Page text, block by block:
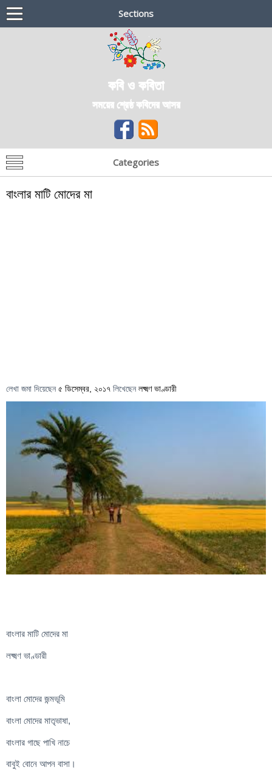
Sections
কবি ও কবিতা
সময়ের শ্রেষ্ঠ কবিদের আসর
Categories
বাংলার মাটি মোদের মা
লেখা জমা দিয়েছেন ৫ ডিসেম্বর, ২০১৭ লিখেছেন লক্ষ্মণ ভাণ্ডারী
বাংলার মাটি মোদের মা
লক্ষ্মণ ভাণ্ডারী
বাংলা মোদের জন্মভূমি
বাংলা মোদের মাতৃভাষা,
বাংলার গাছে পাখি নাচে
বাবুই বোনে আপন বাসা।